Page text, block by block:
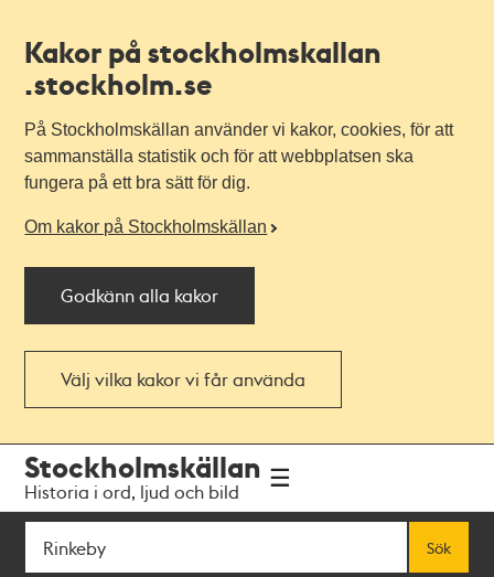
Kakor på stockholmskallan
.stockholm.se
På Stockholmskällan använder vi kakor, cookies, för att
sammanställa statistik och för att webbplatsen ska
fungera på ett bra sätt för dig.
Om kakor på Stockholmskällan
Godkänn alla kakor
Välj vilka kakor vi får använda
navigationen
huvudinnehållet
Stockholmskällan
Historia i ord, ljud och bild
Sök
Sök